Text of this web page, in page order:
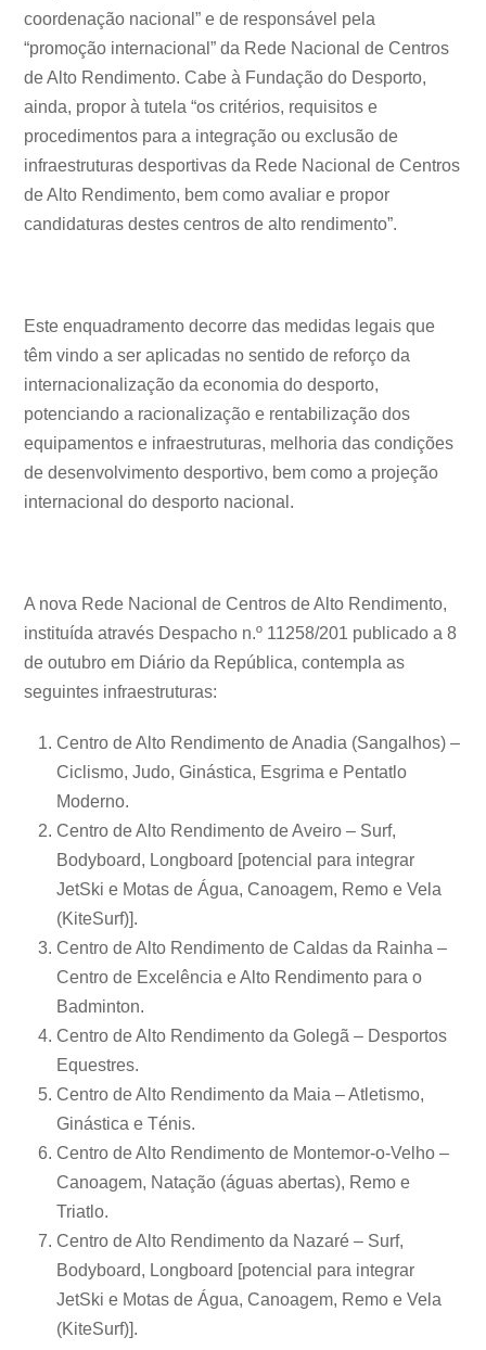
coordenação nacional” e de responsável pela
“promoção internacional” da Rede Nacional de Centros
de Alto Rendimento. Cabe à Fundação do Desporto,
ainda, propor à tutela “os critérios, requisitos e
procedimentos para a integração ou exclusão de
infraestruturas desportivas da Rede Nacional de Centros
de Alto Rendimento, bem como avaliar e propor
candidaturas destes centros de alto rendimento”.
Este enquadramento decorre das medidas legais que
têm vindo a ser aplicadas no sentido de reforço da
internacionalização da economia do desporto,
potenciando a racionalização e rentabilização dos
equipamentos e infraestruturas, melhoria das condições
de desenvolvimento desportivo, bem como a projeção
internacional do desporto nacional.
A nova Rede Nacional de Centros de Alto Rendimento,
instituída através Despacho n.º 11258/201 publicado a 8
de outubro em Diário da República, contempla as
seguintes infraestruturas:
Centro de Alto Rendimento de Anadia (Sangalhos) –
Ciclismo, Judo, Ginástica, Esgrima e Pentatlo
Moderno.
Centro de Alto Rendimento de Aveiro – Surf,
Bodyboard, Longboard [potencial para integrar
JetSki e Motas de Água, Canoagem, Remo e Vela
(KiteSurf)].
Centro de Alto Rendimento de Caldas da Rainha –
Centro de Excelência e Alto Rendimento para o
Badminton.
Centro de Alto Rendimento da Golegã – Desportos
Equestres.
Centro de Alto Rendimento da Maia – Atletismo,
Ginástica e Ténis.
Centro de Alto Rendimento de Montemor-o-Velho –
Canoagem, Natação (águas abertas), Remo e
Triatlo.
Centro de Alto Rendimento da Nazaré – Surf,
Bodyboard, Longboard [potencial para integrar
JetSki e Motas de Água, Canoagem, Remo e Vela
(KiteSurf)].